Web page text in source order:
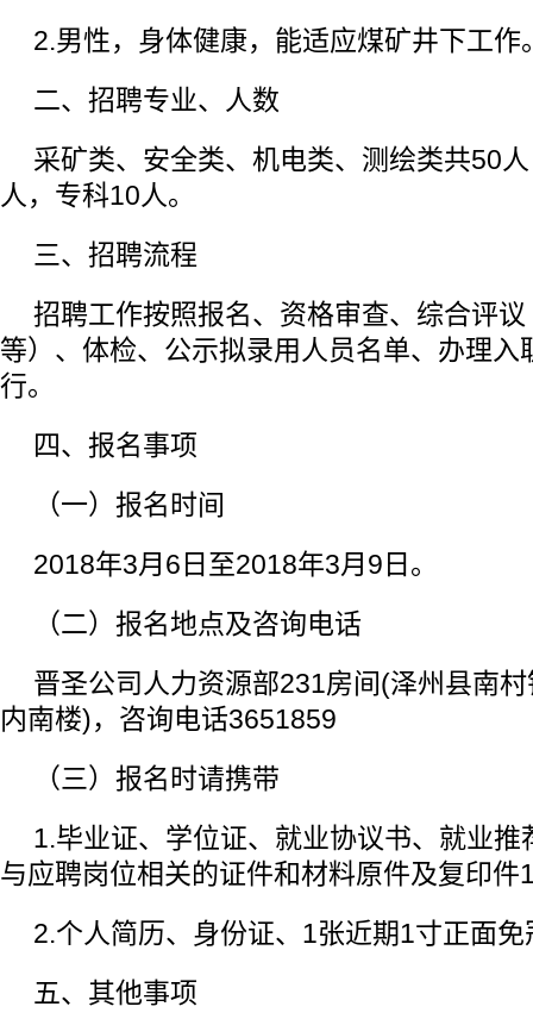
2.男性，身体健康，能适应煤矿井下工作
二、招聘专业、人数
采矿类、安全类、机电类、测绘类共50
人，专科10人。
三、招聘流程
招聘工作按照报名、资格审查、综合评
等）、体检、公示拟录用人员名单、办理入
行。
四、报名事项
（一）报名时间
2018年3月6日至2018年3月9日。
（二）报名地点及咨询电话
晋圣公司人力资源部231房间(泽州县南
内南楼)，咨询电话3651859
（三）报名时请携带
1.毕业证、学位证、就业协议书、就业推
与应聘岗位相关的证件和材料原件及复印件
2.个人简历、身份证、1张近期1寸正面免
五、其他事项